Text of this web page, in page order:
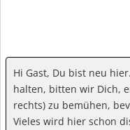
Hi Gast, Du bist neu
halten, bitten wir Dich,
rechts) zu bemühen,
Vieles wird hier schon